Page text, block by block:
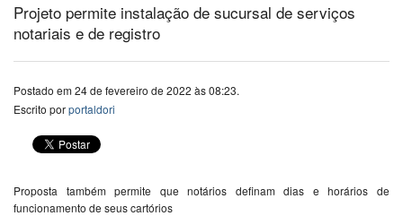
Projeto permite instalação de sucursal de serviços
notariais e de registro
Postado em 24 de fevereiro de 2022 às 08:23.
Escrito porportaldori
Proposta também permite que notários definam dias e horários de
funcionamento de seus cartórios